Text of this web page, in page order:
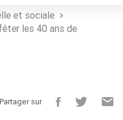
et sociale
les 40 ans de
Partager sur